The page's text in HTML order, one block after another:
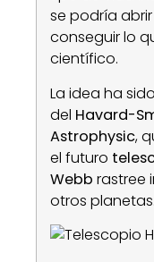
se podría
conseguir lo
científico.
La idea ha
del Havard-
Astrophysic,
el futuro
Webb rastree
otros planetas.